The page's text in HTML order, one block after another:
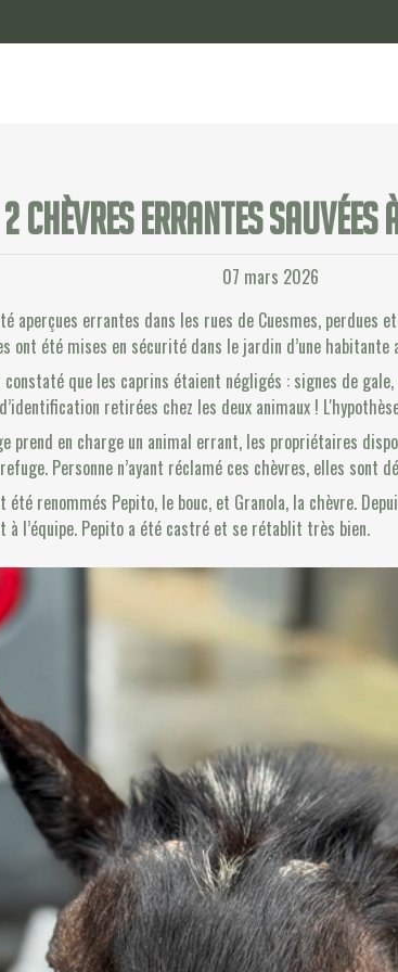
2 chèvres errantes sauvées
07 mars 2026
aperçues errantes dans les rues de Cuesmes, perdues
ont été mises en sécurité dans le jardin d’une habitante
que les caprins étaient négligés : signes de
retirées chez les deux animaux !
prend en charge un animal errant, les propriétaires
Personne n’ayant réclamé ces chèvres, elles sont
été renommés Pepito, le bouc, et Granola, la chèvre.
à l’équipe. Pepito a été castré et se rétablit très bien.